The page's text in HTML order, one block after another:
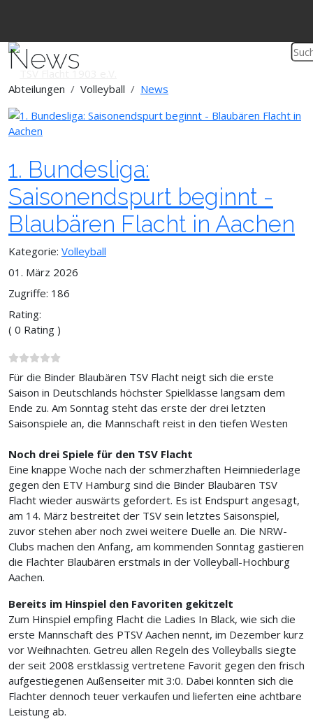
News
Abteilungen Volleyball News
1. Bundesliga:
Saisonendspurt beginnt -
Blaubären Flacht in Aachen
Kategorie: Volleyball
01. März 2026
Zugriffe: 186
Rating:
( 0 Rating )
Für die Binder Blaubären TSV Flacht neigt sich die erste
Saison in Deutschlands höchster Spielklasse langsam dem
Ende zu. Am Sonntag steht das erste der drei letzten
Saisonspiele an, die Mannschaft reist in den tiefen Westen
Noch drei Spiele für den TSV Flacht
Eine knappe Woche nach der schmerzhaften Heimniederlage
gegen den ETV Hamburg sind die Binder Blaubären TSV
Flacht wieder auswärts gefordert. Es ist Endspurt angesagt,
am 14. März bestreitet der TSV sein letztes Saisonspiel,
zuvor stehen aber noch zwei weitere Duelle an. Die NRW-
Clubs machen den Anfang, am kommenden Sonntag gastieren
die Flachter Blaubären erstmals in der Volleyball-Hochburg
Aachen.
Bereits im Hinspiel den Favoriten gekitzelt
Zum Hinspiel empfing Flacht die Ladies In Black, wie sich die
erste Mannschaft des PTSV Aachen nennt, im Dezember kurz
vor Weihnachten. Getreu allen Regeln des Volleyballs siegte
der seit 2008 erstklassig vertretene Favorit gegen den frisch
aufgestiegenen Außenseiter mit 3:0. Dabei konnten sich die
Flachter dennoch teuer verkaufen und lieferten eine achtbare
Leistung ab.